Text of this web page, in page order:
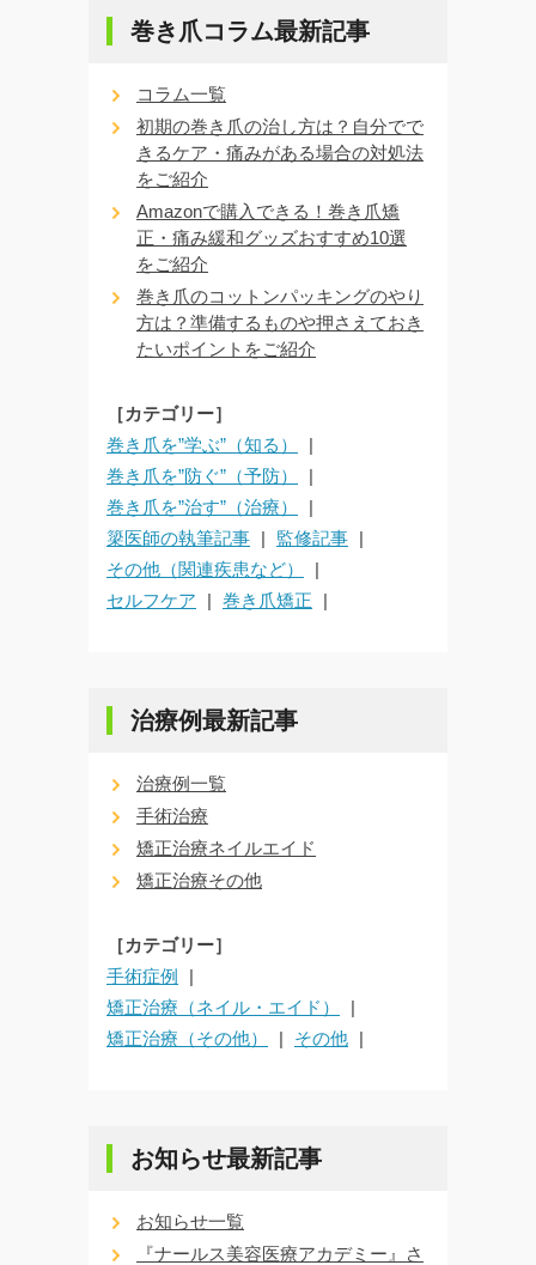
巻き爪コラム最新記事
コラム一覧
初期の巻き爪の治し方は？自分でで
きるケア・痛みがある場合の対処法
をご紹介
Amazonで購入できる！巻き爪矯
正・痛み緩和グッズおすすめ10選
をご紹介
巻き爪のコットンパッキングのやり
方は？準備するものや押さえておき
たいポイントをご紹介
［カテゴリー］
巻き爪を”学ぶ”（知る）
巻き爪を”防ぐ”（予防）
巻き爪を”治す”（治療）
簗医師の執筆記事
監修記事
その他（関連疾患など）
セルフケア
巻き爪矯正
治療例最新記事
治療例一覧
手術治療
矯正治療ネイルエイド
矯正治療その他
［カテゴリー］
手術症例
矯正治療（ネイル・エイド）
矯正治療（その他）
その他
お知らせ最新記事
お知らせ一覧
『ナールス美容医療アカデミー』さ